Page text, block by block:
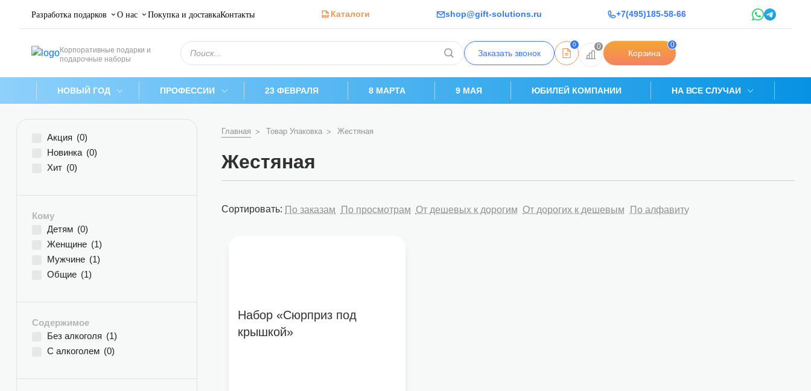
Разработка подарков О нас Покупка и доставкаКонтакты Каталоги shop@gift-solutions.ru +7(495)185-58-66
Корпоративные подарки и
подарочные наборы
Поиск
товаров
Заказать звонок
0 0
Корзина
0
НОВЫЙ ГОД ПРОФЕССИИ 23 ФЕВРАЛЯ 8 МАРТА 9 МАЯ ЮБИЛЕЙ КОМПАНИИ НА ВСЕ СЛУЧАИ
Акция (0)
Новинка (0)
Хит (0)
Кому
Детям (0)
Женщине (1)
Мужчине (1)
Общие (1)
Содержимое
Без алкоголя (1)
С алкоголем (0)
Главная Товар Упаковка Жестяная
Жестяная
Сортировать: По заказам По просмотрам От дешевых к дорогим От дорогих к дешевым По алфавиту
Набор «Сюрприз под
крышкой»